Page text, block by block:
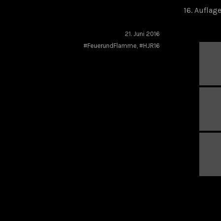
16. Auflage
21. Juni 2016
#FeuerundFlamme, #HJR16